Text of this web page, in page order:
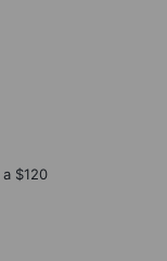
$120